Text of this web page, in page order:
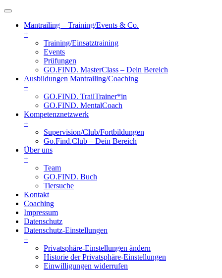
Mantrailing – Training/Events & Co.
+
Training/Einsatztraining
Events
Prüfungen
GO.FIND. MasterClass – Dein Bereich
Ausbildungen Mantrailing/Coaching
+
GO.FIND. TrailTrainer*in
GO.FIND. MentalCoach
Kompetenznetzwerk
+
Supervision/Club/Fortbildungen
Go.Find.Club – Dein Bereich
Über uns
+
Team
GO.FIND. Buch
Tiersuche
Kontakt
Coaching
Impressum
Datenschutz
Datenschutz-Einstellungen
+
Privatsphäre-Einstellungen ändern
Historie der Privatsphäre-Einstellungen
Einwilligungen widerrufen